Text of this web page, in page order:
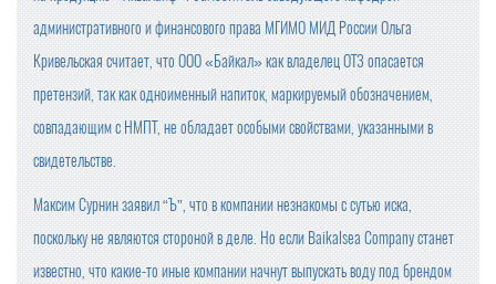
административного и финансового права МГИМО МИД России Ольга
Кривельская считает, что ООО «Байкал» как владелец ОТЗ опасается
претензий, так как одноименный напиток, маркируемый обозначением,
совпадающим с НМПТ, не обладает особыми свойствами, указанными в
свидетельстве.
Максим Сурнин заявил “Ъ”, что в компании незнакомы с сутью иска,
поскольку не являются стороной в деле. Но если Baikalsea Company станет
известно, что какие-то иные компании начнут выпускать воду под брендом